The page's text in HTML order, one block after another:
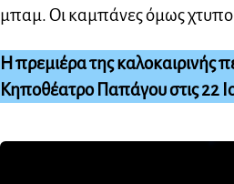
μπαμ. Οι καμπάνες όμως
Η πρεμιέρα της καλοκαιρινής
Κηποθέατρο Παπάγου στις 22